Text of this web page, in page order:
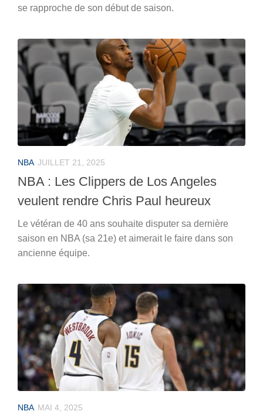
se rapproche de son début de saison.
NBA JUILLET 21, 2025
NBA : Les Clippers de Los Angeles
veulent rendre Chris Paul heureux
Le vétéran de 40 ans souhaite disputer sa dernière
saison en NBA (sa 21e) et aimerait le faire dans son
ancienne équipe.
NBA MAI 4, 2025